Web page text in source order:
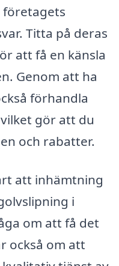
Titta på deras
att få en känsla
Genom att ha
förhandla
gör att du
och rabatter.
att inhämtning
i
om att få det
också om att